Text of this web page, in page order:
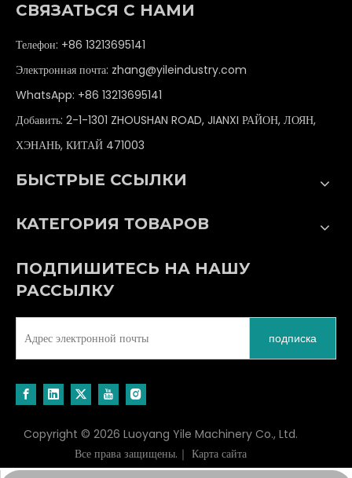
СВЯЗАТЬСЯ С НАМИ
Телефон: +86 13213695141
Электронная почта: zhang@yileindustry.com
WhatsApp: +86 13213695141
Добавить: 2-1-1301 ZHOUSHAN ROAD, JIANXI РАЙОН, ЛОЯН,
ХЭНАНЬ, КИТАЙ 471003
БЫСТРЫЕ ССЫЛКИ
КАТЕГОРИЯ ТОВАРОВ
ПОДПИШИТЕСЬ НА НАШУ
РАССЫЛКУ
подписка
Copyright © 2026 Luoyang Yile Machinery Co., Ltd.
Все права защищены.｜ Карта сайта